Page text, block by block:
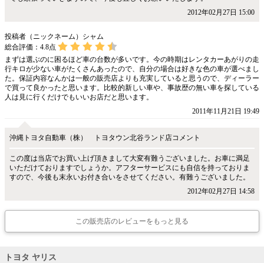
2012年02月27日 15:00
投稿者（ニックネーム）シャム
総合評価： 4.8点
まずは選ぶのに困るほど車の台数が多いです。今の時期はレンタカーあがりの走
行キロが少ない車がたくさんあったので、自分の場合は好きな色の車が選べまし
た。保証内容なんかは一般の販売店よりも充実していると思うので、ディーラー
で買って良かったと思います。比較的新しい車や、事故歴の無い車を探している
人は見に行くだけでもいいお店だと思います。
2011年11月21日 19:49
沖縄トヨタ自動車（株） トヨタウン北谷ランド店コメント
この度は当店でお買い上げ頂きまして大変有難うございました。お車に満足
いただけておりますでしょうか。アフターサービスにも自信を持っておりま
すので、今後も末永いお付き合いをさせてください。有難うございました。
2012年02月27日 14:58
この販売店のレビューをもっと見る
トヨタ ヤリス